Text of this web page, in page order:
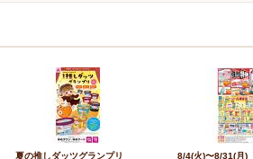
夏の推しダッツグランプリ_ 8/4(火)〜8/31(月)_